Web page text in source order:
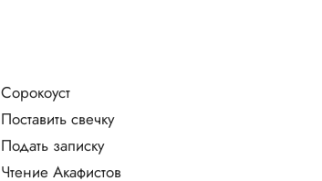
Сорокоуст
Поставить свечку
Подать записку
Чтение Акафистов